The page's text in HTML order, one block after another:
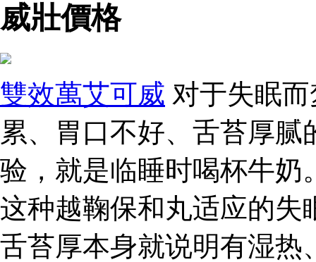
威壯價格
雙效萬艾可威 对于失眠
累、胃口不好、舌苔厚
验，就是临睡时喝杯牛奶
这种越鞠保和丸适应的失
舌苔厚本身就说明有湿热